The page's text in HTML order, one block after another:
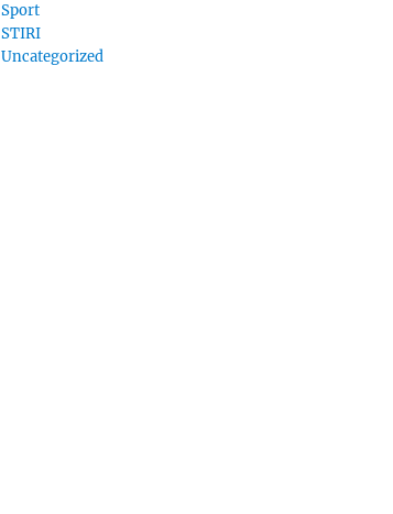
Sport
STIRI
Uncategorized